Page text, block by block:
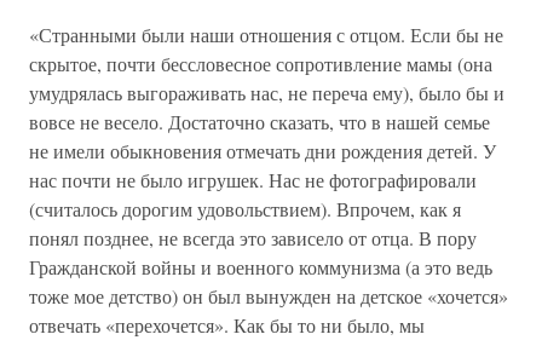
«Странными были наши отношения с отцом. Если бы не
скрытое, почти бессловесное сопротивление мамы (она
умудрялась выгораживать нас, не переча ему), было бы и
вовсе не весело. Достаточно сказать, что в нашей семье
не имели обыкновения отмечать дни рождения детей. У
нас почти не было игрушек. Нас не фотографировали
(считалось дорогим удовольствием). Впрочем, как я
понял позднее, не всегда это зависело от отца. В пору
Гражданской войны и военного коммунизма (а это ведь
тоже мое детство) он был вынужден на детское «хочется»
отвечать «перехочется». Как бы то ни было, мы